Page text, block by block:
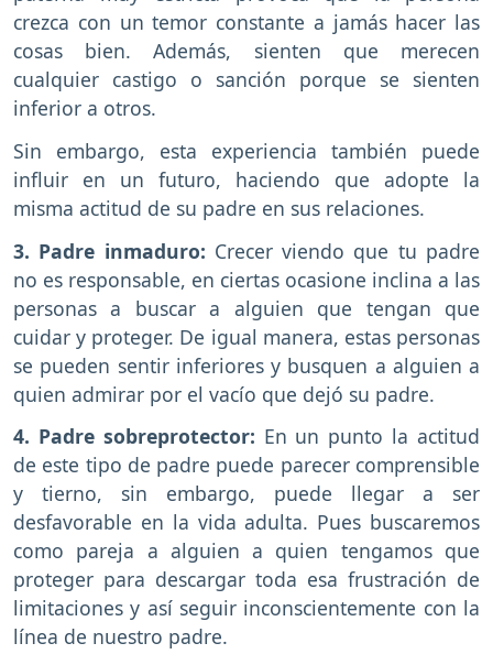
crezca con un temor constante a jamás hacer las
cosas bien. Además, sienten que merecen
cualquier castigo o sanción porque se sienten
inferior a otros.
Sin embargo, esta experiencia también puede
influir en un futuro, haciendo que adopte la
misma actitud de su padre en sus relaciones.
3. Padre inmaduro: Crecer viendo que tu padre
no es responsable, en ciertas ocasione inclina a las
personas a buscar a alguien que tengan que
cuidar y proteger. De igual manera, estas personas
se pueden sentir inferiores y busquen a alguien a
quien admirar por el vacío que dejó su padre.
4. Padre sobreprotector: En un punto la actitud
de este tipo de padre puede parecer comprensible
y tierno, sin embargo, puede llegar a ser
desfavorable en la vida adulta. Pues buscaremos
como pareja a alguien a quien tengamos que
proteger para descargar toda esa frustración de
limitaciones y así seguir inconscientemente con la
línea de nuestro padre.